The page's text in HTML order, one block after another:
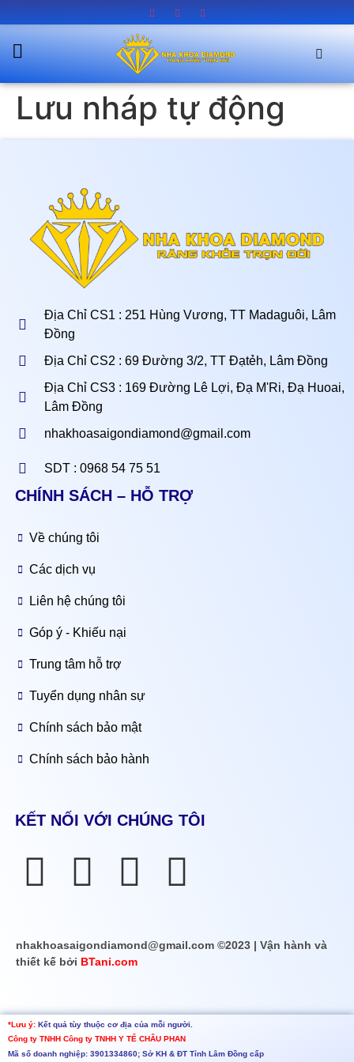
Lưu nháp tự động
Địa Chỉ CS1 : 251 Hùng Vương, TT Madaguôi, Lâm
Đồng
Địa Chỉ CS2 : 69 Đường 3/2, TT Đạtẻh, Lâm Đồng
Địa Chỉ CS3 : 169 Đường Lê Lợi, Đạ M'Ri, Đạ Huoai,
Lâm Đồng
nhakhoasaigondiamond@gmail.com
SDT : 0968 54 75 51
CHÍNH SÁCH – HỖ TRỢ
Về chúng tôi
Các dịch vụ
Liên hệ chúng tôi
Góp ý - Khiếu nại
Trung tâm hỗ trợ
Tuyển dụng nhân sự
Chính sách bảo mật
Chính sách bảo hành
KẾT NỐI VỚI CHÚNG TÔI
nhakhoasaigondiamond@gmail.com ©2023 | Vận hành và
thiết kế bởi BTani.com
*Lưu ý: Kết quả tùy thuộc cơ địa của mỗi người.
Công ty TNHH Công ty TNHH Y TẾ CHÂU PHAN
Mã số doanh nghiệp: 3901334860; Sở KH & ĐT Tỉnh Lâm Đồng cấp